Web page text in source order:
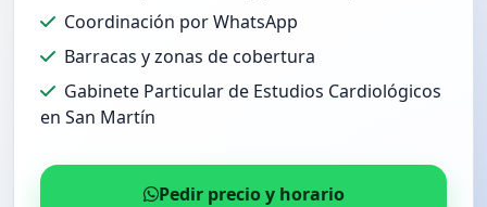
Coordinación por WhatsApp
Barracas y zonas de cobertura
Gabinete Particular de Estudios Cardiológicos
en San Martín
Pedir precio y horario